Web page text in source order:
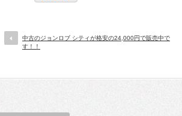
中古のジョンロブ シティが格安の24,000円で販売中で
す！！